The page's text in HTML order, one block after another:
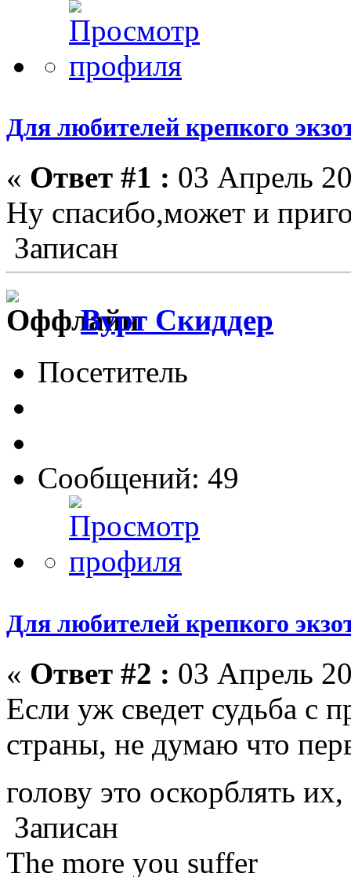
Для любителей крепкого
« Ответ #1 : 03 Апрель
Ну спасибо,может и
Записан
Вурт Скиддер
Посетитель
Сообщений: 49
Для любителей крепкого
« Ответ #2 : 03 Апрель
Если уж сведет судьба с
страны, не думаю что
голову это оскорблять
Записан
The more you suffer